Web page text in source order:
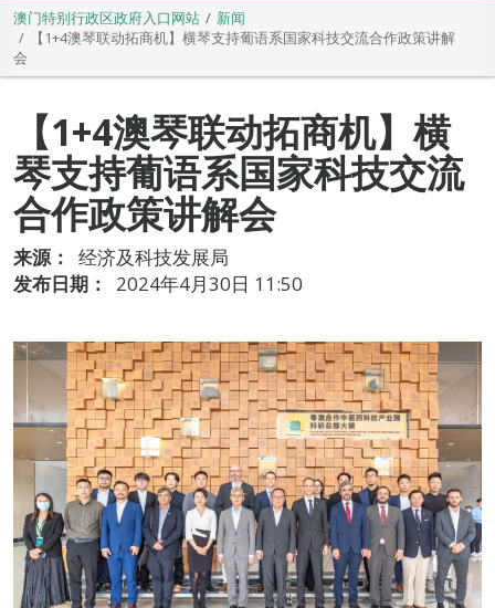
澳门特别行政区政府入口网站
新闻
【1+4澳琴联动拓商机】横琴支持葡语系国家科技交流合作政策讲解
会
【1+4澳琴联动拓商机】横
琴支持葡语系国家科技交流
合作政策讲解会
来源：
经济及科技发展局
发布日期：
2024年4月30日 11:50